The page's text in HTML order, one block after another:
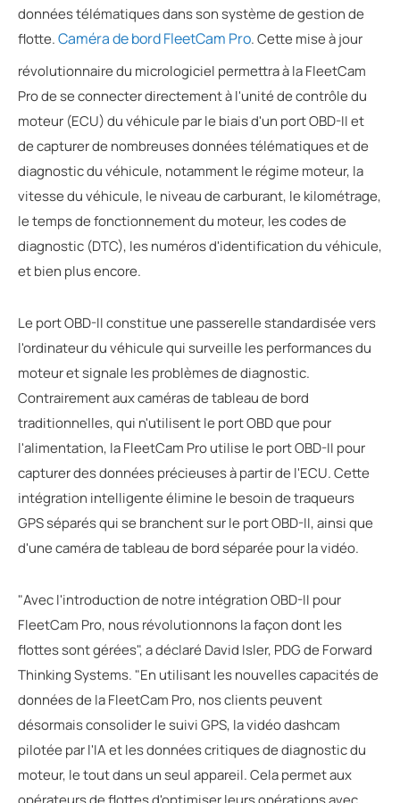
données télématiques dans son système de gestion de
flotte.Caméra de bord FleetCam Pro. Cette mise à jour
révolutionnaire du micrologiciel permettra à la FleetCam
Pro de se connecter directement à l'unité de contrôle du
moteur (ECU) du véhicule par le biais d'un port OBD-II et
de capturer de nombreuses données télématiques et de
diagnostic du véhicule, notamment le régime moteur, la
vitesse du véhicule, le niveau de carburant, le kilométrage,
le temps de fonctionnement du moteur, les codes de
diagnostic (DTC), les numéros d'identification du véhicule,
et bien plus encore.
Le port OBD-II constitue une passerelle standardisée vers
l'ordinateur du véhicule qui surveille les performances du
moteur et signale les problèmes de diagnostic.
Contrairement aux caméras de tableau de bord
traditionnelles, qui n'utilisent le port OBD que pour
l'alimentation, la FleetCam Pro utilise le port OBD-II pour
capturer des données précieuses à partir de l'ECU. Cette
intégration intelligente élimine le besoin de traqueurs
GPS séparés qui se branchent sur le port OBD-II, ainsi que
d'une caméra de tableau de bord séparée pour la vidéo.
"Avec l'introduction de notre intégration OBD-II pour
FleetCam Pro, nous révolutionnons la façon dont les
flottes sont gérées", a déclaré David Isler, PDG de Forward
Thinking Systems. "En utilisant les nouvelles capacités de
données de la FleetCam Pro, nos clients peuvent
désormais consolider le suivi GPS, la vidéo dashcam
pilotée par l'IA et les données critiques de diagnostic du
moteur, le tout dans un seul appareil. Cela permet aux